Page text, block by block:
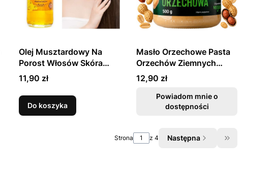
Olej Musztardowy Na
Porost Włosów Skóra
250ml KTC
Cena
11,90 zł
Do koszyka
Masło Orzechowe Pasta
Orzechów Ziemnych
Smooth Peanut Butter
500g TARGROCH
Cena
12,90 zł
Powiadom mnie o
dostępności
Strona z 4 Następna Przejdź do